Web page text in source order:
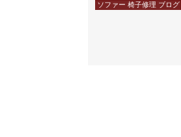
ソファー 椅子修理 ブログ